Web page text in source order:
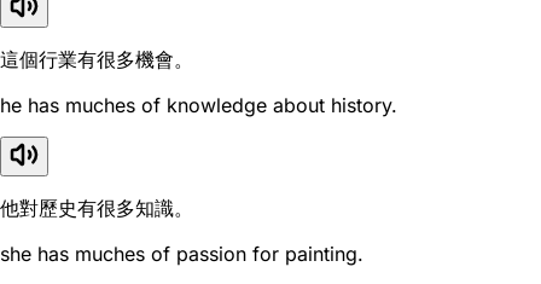
這個行業有很多機會。
he has muches of knowledge about history.
他對歷史有很多知識。
she has muches of passion for painting.